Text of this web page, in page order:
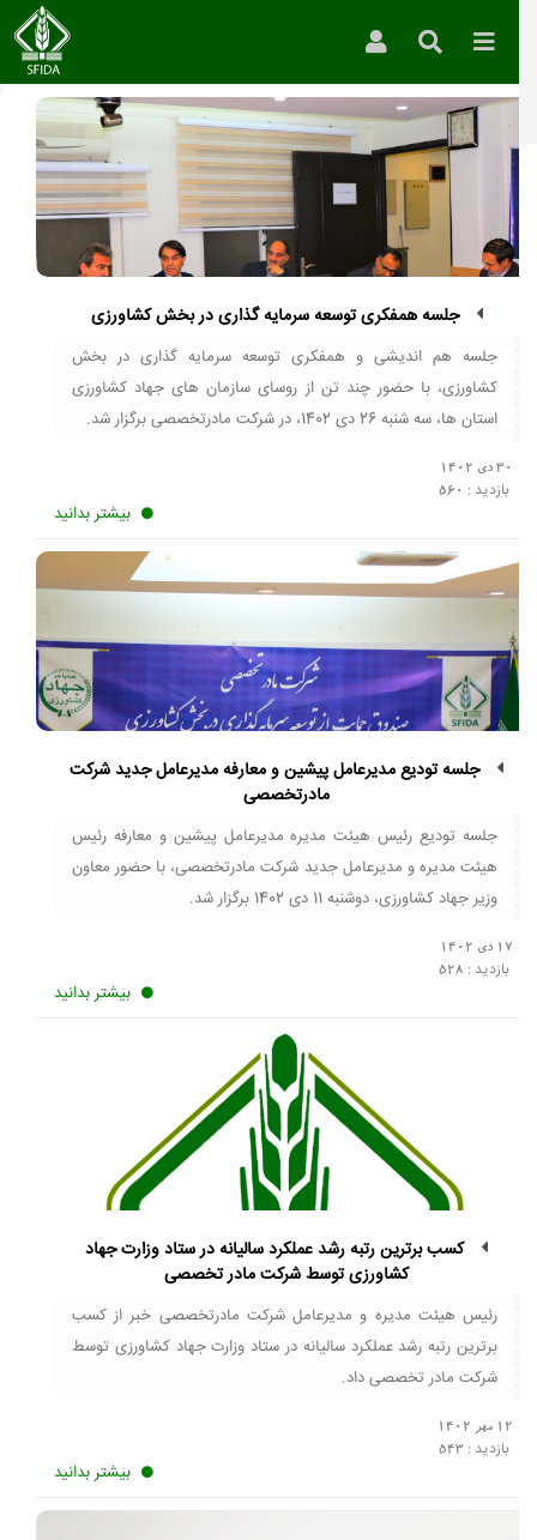
»حوزه مدیریت
جلسه همفکری توسعه سرمایه گذاری در بخش کشاورزی
جلسه هم اندیشی و همفکری توسعه سرمایه گذاری در بخش
کشاورزی، با حضور چند تن از روسای سازمان های جهاد کشاورزی
استان ها، سه شنبه 26 دی 1402، در شرکت مادرتخصصی برگزار شد.
بازدید :560
بیشتر بدانید
جلسه تودیع مدیرعامل پیشین و معارفه مدیرعامل جدید شرکت
مادرتخصصی
جلسه تودیع رئیس هیئت مدیره مدیرعامل پیشین و معارفه رئیس
هیئت مدیره و مدیرعامل جدید شرکت مادرتخصصی، با حضور معاون
وزیر جهاد کشاورزی، دوشنبه 11 دی 1402 برگزار شد.
بازدید :528
بیشتر بدانید
کسب برترین رتبه رشد عملکرد سالیانه در ستاد وزارت جهاد
کشاورزی توسط شرکت مادر تخصصی
رئیس هیئت مدیره و مدیرعامل شرکت مادرتخصصی خبر از کسب
برترین رتبه رشد عملکرد سالیانه در ستاد وزارت جهاد کشاورزی توسط
شرکت مادر تخصصی داد.
بازدید :543
بیشتر بدانید